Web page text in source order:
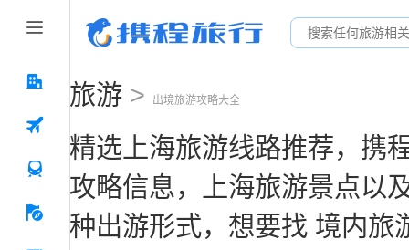
旅游 > 出境旅游攻略大全
精选上海旅游线路推荐，携
攻略信息，上海旅游景点以
种出游形式，想要找 境内旅